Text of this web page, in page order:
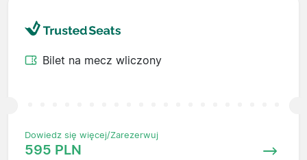
Bilet na mecz wliczony
Dowiedz się więcej/Zarezerwuj
595 PLN